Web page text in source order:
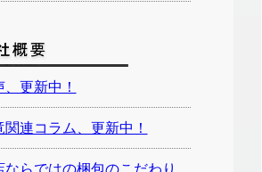
更新中！
連コラム、更新中！
ならではの梱包のこだわり